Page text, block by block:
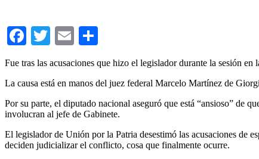
Facebook
TwitterEmail
Fue tras las acusaciones que hizo el legislador durante la sesión
La causa está en manos del juez federal Marcelo Martínez de
Por su parte, el diputado nacional aseguró que está “ansioso” de
involucran al jefe de Gabinete.
El legislador de Unión por la Patria desestimó las acusaciones de
deciden judicializar el conflicto, cosa que finalmente ocurre.